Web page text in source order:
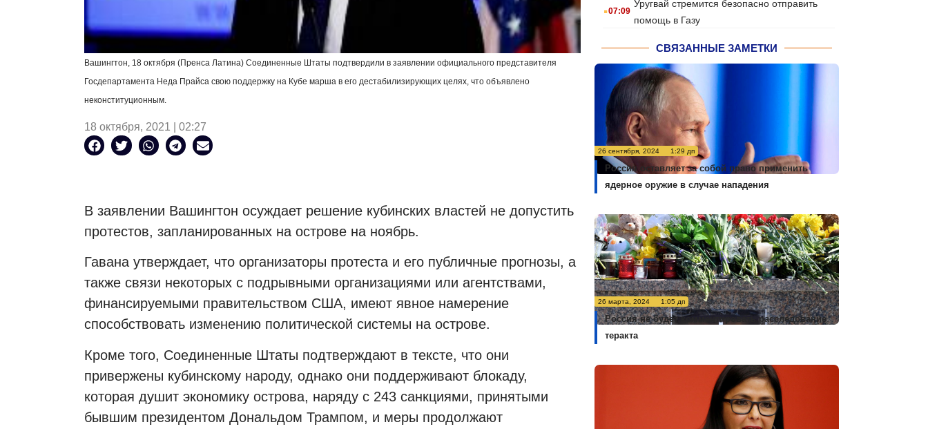
Вашингтон, 18 октября (Пренса Латина) Соединенные Штаты подтвердили в заявлении официального представителя
Госдепартамента Неда Прайса свою поддержку на Кубе марша в его дестабилизирующих целях, что объявлено
неконституционным.
18 октября, 2021 | 02:27
В заявлении Вашингтон осуждает решение кубинских властей не допустить
протестов, запланированных на острове на ноябрь.
Гавана утверждает, что организаторы протеста и его публичные прогнозы, а
также связи некоторых с подрывными организациями или агентствами,
финансируемыми правительством США, имеют явное намерение
способствовать изменению политической системы на острове.
Кроме того, Соединенные Штаты подтверждают в тексте, что они
привержены кубинскому народу, однако они поддерживают блокаду,
которая душит экономику острова, наряду с 243 санкциями, принятыми
бывшим президентом Дональдом Трампом, и меры продолжают
.07:09
Уругвай стремится безопасно отправить
помощь в Газу
СВЯЗАННЫЕ ЗАМЕТКИ
26 сентября, 2024 1:29 дп
Россия оставляет за собой право применить
ядерное оружие в случае нападения
26 марта, 2024 1:05 дп
Россия не будет комментировать расследование
теракта